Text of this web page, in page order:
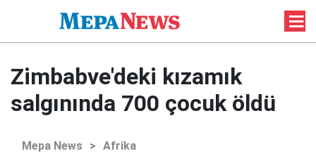
Zimbabve'deki kızamık
salgınında 700 çocuk öldü
Mepa News > Afrika